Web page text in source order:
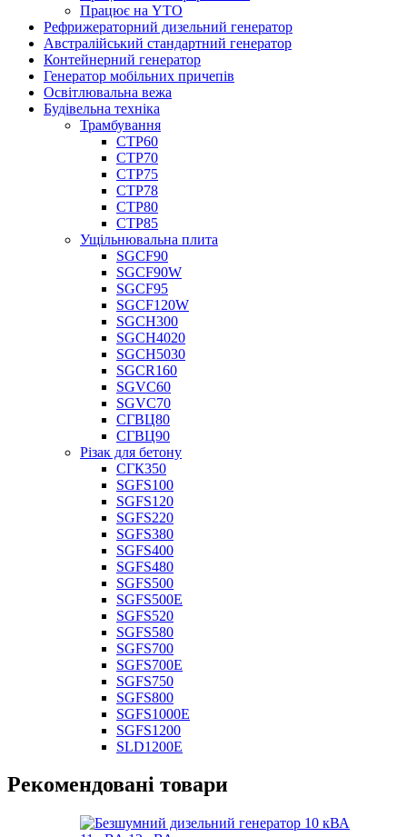
Працює на YTO
Рефрижераторний дизельний генератор
Австралійський стандартний генератор
Контейнерний генератор
Генератор мобільних причепів
Освітлювальна вежа
Будівельна техніка
Трамбування
СТР60
СТР70
СТР75
СТР78
СТР80
СТР85
Ущільнювальна плита
SGCF90
SGCF90W
SGCF95
SGCF120W
SGCH300
SGCH4020
SGCH5030
SGCR160
SGVC60
SGVC70
СГВЦ80
СГВЦ90
Різак для бетону
СГК350
SGFS100
SGFS120
SGFS220
SGFS380
SGFS400
SGFS480
SGFS500
SGFS500E
SGFS520
SGFS580
SGFS700
SGFS700E
SGFS750
SGFS800
SGFS1000E
SGFS1200
SLD1200E
Рекомендовані товари